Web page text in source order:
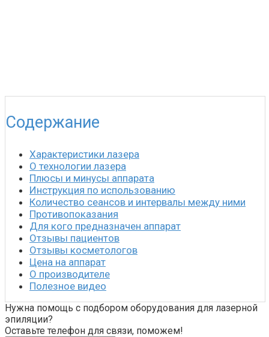
Содержание
Характеристики лазера
О технологии лазера
Плюсы и минусы аппарата
Инструкция по использованию
Количество сеансов и интервалы между ними
Противопоказания
Для кого предназначен аппарат
Отзывы пациентов
Отзывы косметологов
Цена на аппарат
О производителе
Полезное видео
Нужна помощь с подбором оборудования для лазерной
эпиляции?
Оставьте телефон для связи, поможем!